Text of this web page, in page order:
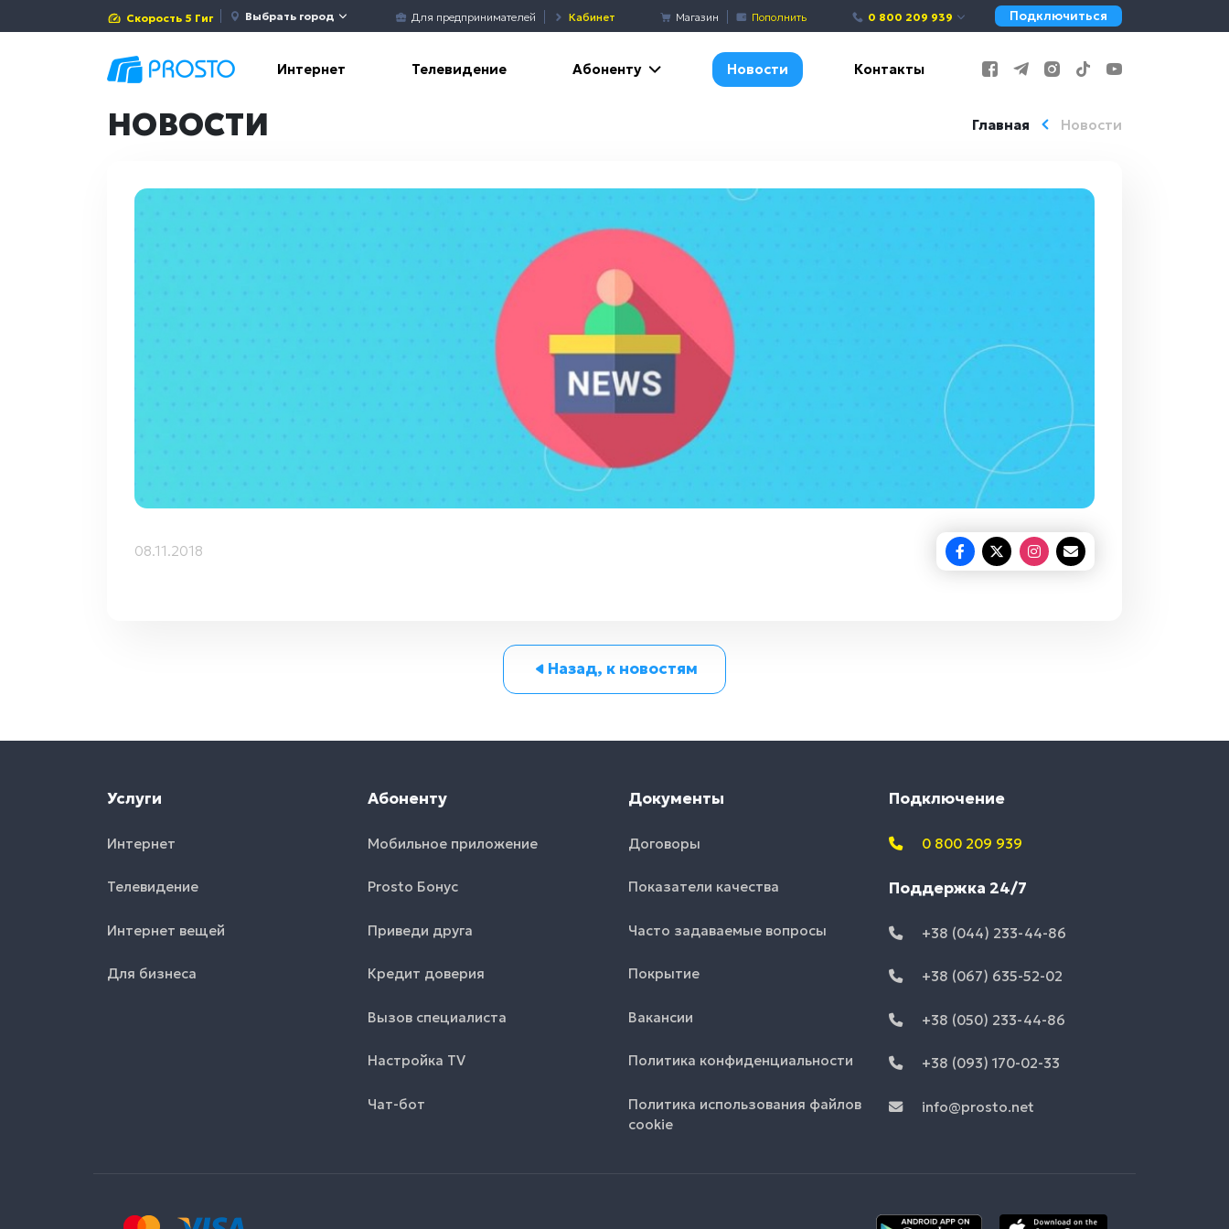
Скорость 5 Гиг Выбрать город Для предпринимателей Кабинет Магазин Пополнить 0 800 209 939 Подключиться
Интернет Телевидение Абоненту Новости Контакты
Главная Новости
НОВОСТИ
08.11.2018
Назад, к новостям
Услуги
Интернет
Телевидение
Интернет вещей
Для бизнеса
Абоненту
Мобильное приложение
Prosto Бонус
Приведи друга
Кредит доверия
Вызов специалиста
Настройка TV
Чат-бот
Документы
Договоры
Показатели качества
Часто задаваемые вопросы
Покрытие
Вакансии
Политика конфиденциальности
Политика использования файлов
cookie
Подключение
0 800 209 939
Поддержка 24/7
+38 (044) 233-44-86
+38 (067) 635-52-02
+38 (050) 233-44-86
+38 (093) 170-02-33
info@prosto.net